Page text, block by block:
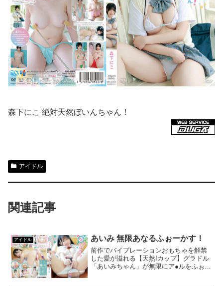
森下にこ 絶対天然ぼいんちゃん！
アイドル
関連記事
アイドル あいみ 無限あなるふぉーかす！
前作でバイブレーションおもちゃを解禁
した愛が溢れる【天然Iカップ】グラドル
「あいみちゃん」が無限にア●ルをふぉー